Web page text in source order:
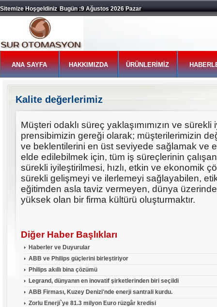
Sitemize Hoşgeldiniz Bugün :9 Ağustos 2026 Pazar
ANA SAYFA HAKKIMIZDA ÜRÜNLERİMİZ
Kalite değerlerimiz
Müşteri odaklı süreç yaklaşımımızın ve sürekli
prensibimizin gereği olarak; müşterilerimizin
ve beklentilerini en üst seviyede sağlamak ve
elde edilebilmek için, tüm iş süreçlerinin
sürekli iyileştirilmesi, hızlı, etkin ve ekonomik
sürekli gelişmeyi ve ilerlemeyi sağlayabilen,
eğitimden asla taviz vermeyen, dünya
yüksek olan bir firma kültürü oluşturmaktır.
Diğer Haber Başlıkları
Haberler ve Duyurular
ABB ve Philips güçlerini birleştiriyor
Philips akıllı bina çözümü
Legrand, dünyanın en inovatif şirketlerinden biri seçildi
ABB Firması, Kuzey Denizi'nde enerji santrali kurdu.
Zorlu Enerji`ye 81.3 milyon Euro rüzgâr kredisi